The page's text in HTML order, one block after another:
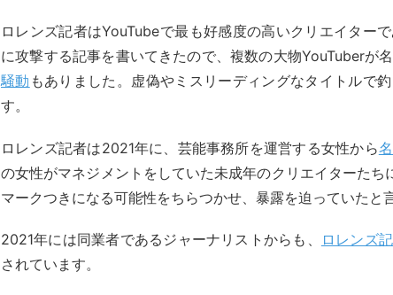
ロレンズ記者はYouTubeで最も好感度の高いクリエイター
に攻撃する記事を書いてきたので、複数の大物YouTuberが
騒動 もありました。虚偽やミスリーディングなタイトルで
す。
ロレンズ記者は2021年に、芸能事務所を運営する女性から
の女性がマネジメントをしていた未成年のクリエイターた
マークつきになる可能性をちらつかせ、暴露を迫っていたと
2021年には同業者であるジャーナリストからも、 ロレンズ
されています。